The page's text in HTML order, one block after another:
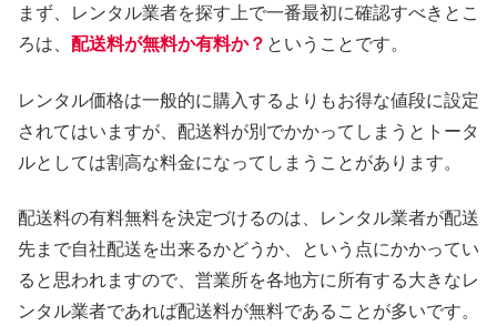
まず、レンタル業者を探す上で一番最初に確認すべきとこ
ろは、 配送料が無料か有料か？ ということです。
レンタル価格は一般的に購入するよりもお得な値段に設定
されてはいますが、配送料が別でかかってしまうとトータ
ルとしては割高な料金になってしまうことがあります。
配送料の有料無料を決定づけるのは、レンタル業者が配送
先まで自社配送を出来るかどうか、という点にかかってい
ると思われますので、営業所を各地方に所有する大きなレ
ンタル業者であれば配送料が無料であることが多いです。